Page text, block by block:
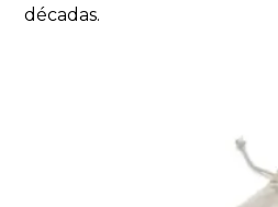
décadas.